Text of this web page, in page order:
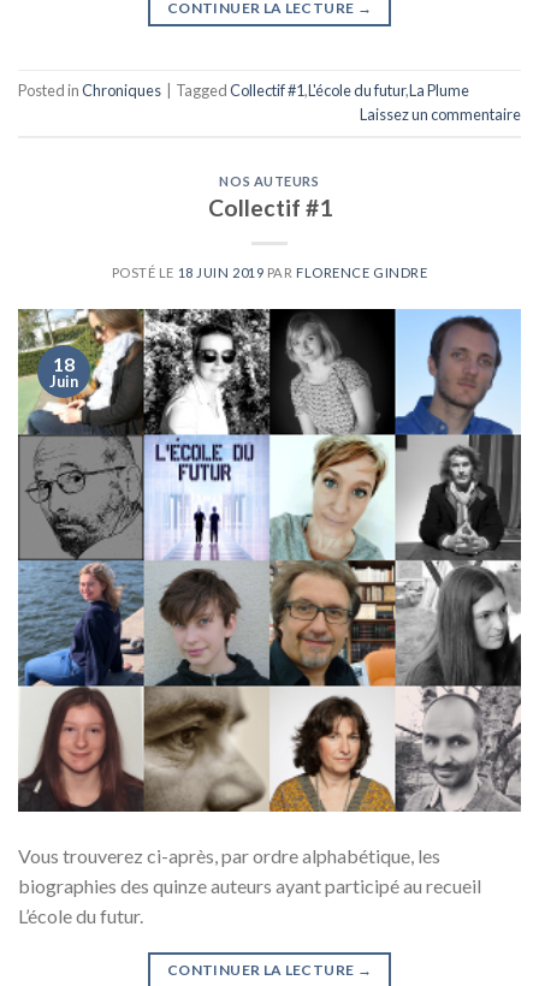
CONTINUER LA LECTURE →
Posted inChroniques TaggedCollectif #1,L'école du futur,La Plume
Laissez un commentaire
NOS AUTEURS
Collectif #1
POSTÉ LE 18 JUIN 2019 PAR FLORENCE GINDRE
18
Juin
Vous trouverez ci-après, par ordre alphabétique, les
biographies des quinze auteurs ayant participé au recueil
L’école du futur.
CONTINUER LA LECTURE →